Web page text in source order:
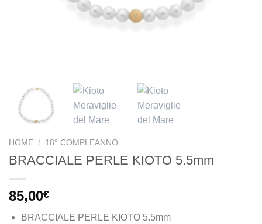
HOME / 18° COMPLEANNO
BRACCIALE PERLE KIOTO 5.5mm
85,00€
BRACCIALE PERLE KIOTO 5.5mm